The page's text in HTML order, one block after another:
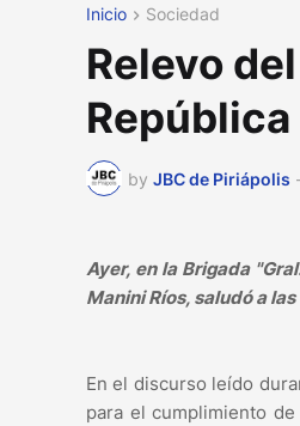
Inicio Sociedad
Relevo
by JBC de Piriápolis
Ayer, en la Brigada
Manini Ríos, saludó a
En el discurso leído
para el cumplimiento